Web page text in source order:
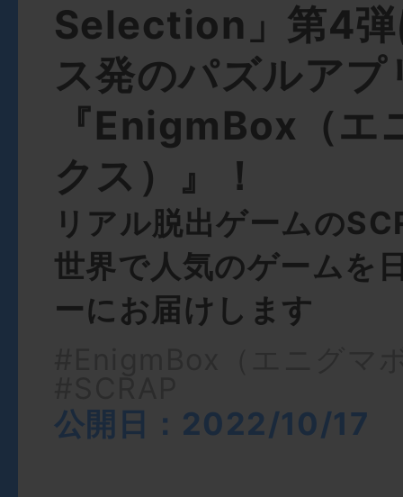
Selection」第4弾
ス発のパズルアプ
『EnigmBox（エ
クス）』！
リアル脱出ゲームの
世界で人気のゲームを
ーにお届けします
公開日：2022/10/17